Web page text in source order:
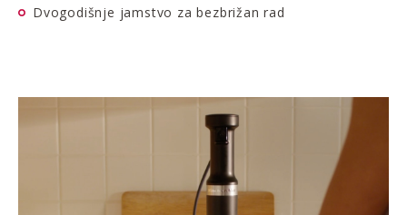
Dvogodišnje jamstvo za bezbrižan rad